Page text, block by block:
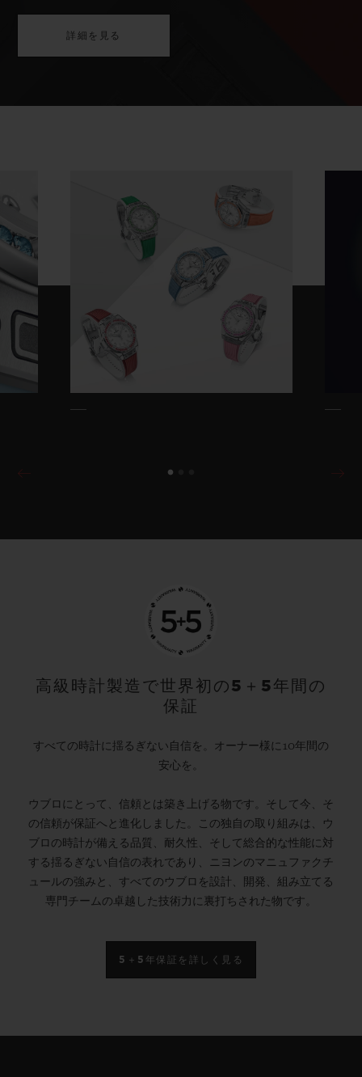
詳細を見る
高級時計製造で世界初の5＋5年間の
保証
すべての時計に揺るぎない自信を。オーナー様に10年間の
安心を。
ウブロにとって、信頼とは築き上げる物です。そして今、そ
の信頼が保証へと進化しました。この独自の取り組みは、ウ
ブロの時計が備える品質、耐久性、そして総合的な性能に対
する揺るぎない自信の表れであり、ニヨンのマニュファクチ
ュールの強みと、すべてのウブロを設計、開発、組み立てる
専門チームの卓越した技術力に裏打ちされた物です。
5＋5年保証を詳しく見る